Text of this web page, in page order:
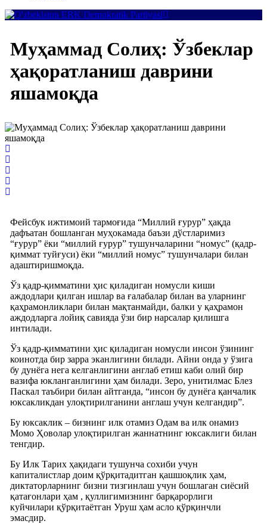
Муҳаммад Солиҳ: Ўзбеклар
ҳақоратланиш даврини
яшамоқда
Фейсбук ижтимоий тармоғида “Миллий ғурур” ҳақда
дафъатан бошланган муҳокамада баъзи дўстларимиз
“ғурур” ёки “миллий ғурур” тушунчаларини “номус” (қадр-
қиммат туйғуси) ёки “миллий номус” тушунчалари билан
адаштиришмоқда.
Ўз қадр-қимматини ҳис қиладиган номусли киши
аждодлари қилган ишлар ва ғалабалар билан ва уларнинг
қаҳрамонликлари билан мақтанмайди, балки у қаҳрамон
аждодларга лойиқ савияда ўзи бир нарсалар қилишга
интилади.
Ўз қадр-қимматини ҳис қиладиган номусли инсон ўзининг
коинотда бир зарра эканлигини билади. Айни онда у ўзига
бу дунёга нега келганлигини англаб етиш каби олий бир
вазифа юкланганлигини ҳам билади. Зеро, унитилмас Блез
Паскал таъбири билан айтганда, “инсон бу дунёга қанчалик
юксакликдан улоқтирилганини англаш учун келгандир”.
Бу юксаклик – бизнинг илк отамиз Одам ва илк онамиз
Момо Ҳoволар улоқтирилган жаннатнинг юксаклиги билан
тенгдир.
Бу Илк Тарих ҳақидаги тушунча сохиби учун
капиталистлар доим қўрқитадитган қашшоқлик ҳам,
диктаторларнинг бизни тизгинлаш учун бошлаган сиёсий
қатағонлари ҳам , қуллигимизнинг барқарорлиги
куйчилари қўрқитаётган Уруш ҳам асло қўрқинчли
эмасдир.